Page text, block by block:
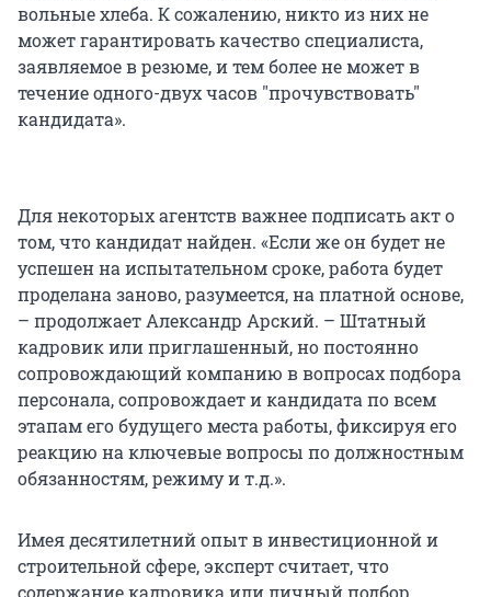
вольные хлеба. К сожалению, никто из них не
может гарантировать качество специалиста,
заявляемое в резюме, и тем более не может в
течение одного-двух часов "прочувствовать"
кандидата».
Для некоторых агентств важнее подписать акт о
том, что кандидат найден. «Если же он будет не
успешен на испытательном сроке, работа будет
проделана заново, разумеется, на платной основе,
– продолжает Александр Арский. – Штатный
кадровик или приглашенный, но постоянно
сопровождающий компанию в вопросах подбора
персонала, сопровождает и кандидата по всем
этапам его будущего места работы, фиксируя его
реакцию на ключевые вопросы по должностным
обязанностям, режиму и т.д.».
Имея десятилетний опыт в инвестиционной и
строительной сфере, эксперт считает, что
содержание кадровика или личный подбор